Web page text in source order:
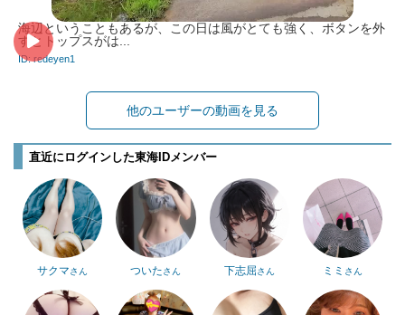
海辺ということもあるが、この日は風がとても強く、ボタンを外
すとトップスがは...
ID: redeyen1
他のユーザーの動画を見る
直近にログインした東海IDメンバー
サクマさん ついたさん 下志屈さん ミミ さん